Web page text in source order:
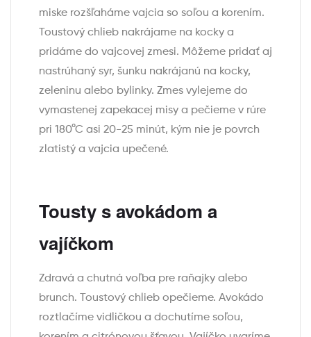
miske rozšľaháme vajcia so soľou a korením.
Toustový chlieb nakrájame na kocky a
pridáme do vajcovej zmesi. Môžeme pridať aj
nastrúhaný syr, šunku nakrájanú na kocky,
zeleninu alebo bylinky. Zmes vylejeme do
vymastenej zapekacej misy a pečieme v rúre
pri 180°C asi 20-25 minút, kým nie je povrch
zlatistý a vajcia upečené.
Tousty s avokádom a
vajíčkom
Zdravá a chutná voľba pre raňajky alebo
brunch. Toustový chlieb opečieme. Avokádo
roztlačíme vidličkou a dochutíme soľou,